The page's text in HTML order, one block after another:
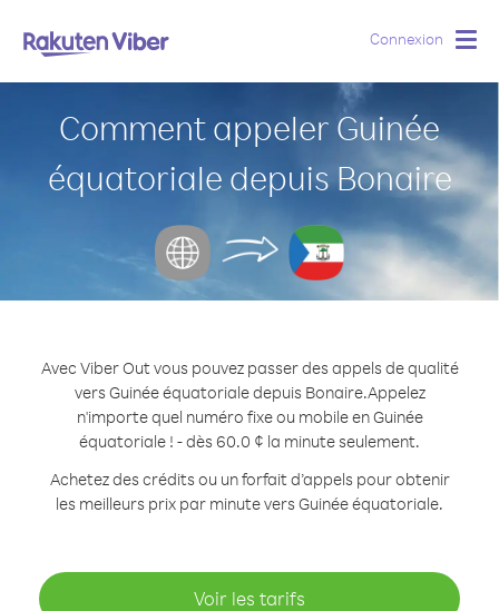
Connexion
Comment appeler Guinée
équatoriale depuis Bonaire
Avec Viber Out vous pouvez passer des appels de qualité
vers Guinée équatoriale depuis Bonaire.Appelez
n'importe quel numéro fixe ou mobile en Guinée
équatoriale ! - dès 60.0 ¢ la minute seulement.
Achetez des crédits ou un forfait d’appels pour obtenir
les meilleurs prix par minute vers Guinée équatoriale.
Voir les tarifs